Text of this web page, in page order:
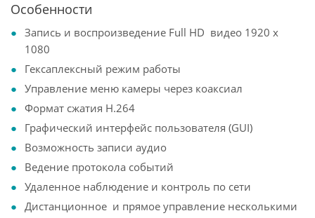
Особенности
Запись и воспроизведение Full HD видео 1920 х
1080
Гексаплексный режим работы
Управление меню камеры через коаксиал
Формат сжатия H.264
Графический интерфейс пользователя (GUI)
Возможность записи аудио
Ведение протокола событий
Удаленное наблюдение и контроль по сети
Дистанционное и прямое управление несколькими